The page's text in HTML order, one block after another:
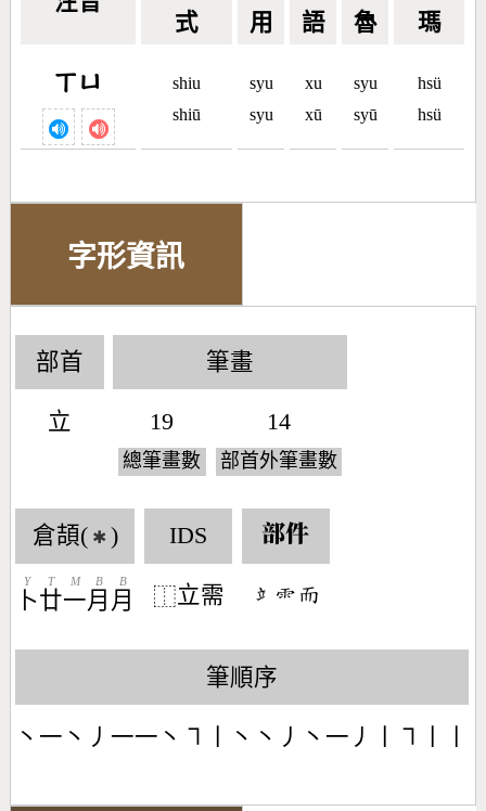
式 用 語 魯 瑪
ㄒㄩ
shiu
shiū
syu
syu
xu
xū
syu
syū
hsü
hsü
字形資訊
部首
立
筆畫
19
總筆畫數
14
部首外筆畫數
倉頡( ✱ )
卜
Y
廿
T
一
M
月
B
月
B
IDS
⿰立需
部件
󶅓󶇅󶅭
筆順序
丶一丶丿一一丶㇕丨丶丶丿丶一丿丨㇕丨丨